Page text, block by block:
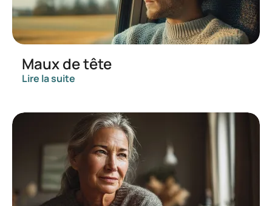
Maux de tête
Lire la suite